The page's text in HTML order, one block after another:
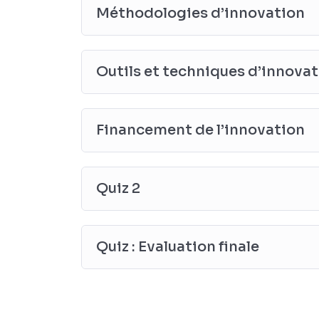
Méthodologies d’innovation
Outils et techniques
Financement de l’innovation
Quiz 2
Quiz : Evaluation finale